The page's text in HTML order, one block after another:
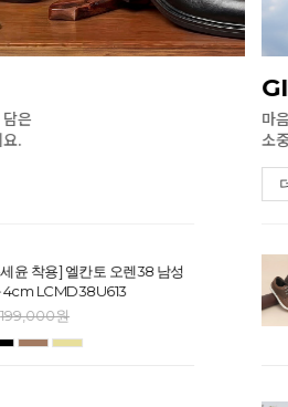
은
.
윤 착용] 엘칸토 오렌38 남성
4cm LCMD38U613
199,000원
마
소